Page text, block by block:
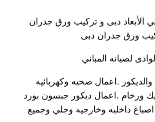
الأبعاد دبى و تركيب ورق جدران
ورق جدران دبى
لصيانه المباني
والديكور .اعمال صحيه وكهربائيه
ورخام .اعمال ديكور جبسون بورد
داخليه وخارجيه وجلي وجميع